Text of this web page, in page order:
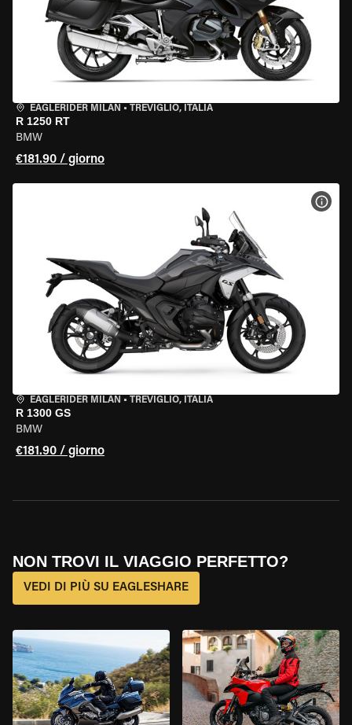
EAGLERIDER MILAN • TREVIGLIO, ITALIA
R 1250 RT
BMW
€181.90 / giorno
EAGLERIDER MILAN • TREVIGLIO, ITALIA
R 1300 GS
BMW
€181.90 / giorno
NON TROVI IL VIAGGIO PERFETTO?
VEDI DI PIÙ SU EAGLESHARE